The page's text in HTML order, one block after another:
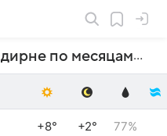
Прогноз погоды в Эдирне по месяцам
+8° +2° 77%